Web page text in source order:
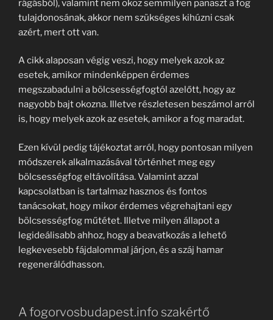
rágásból), valamint nem okoz semmilyen panaszt a fog
tulajdonosának, akkor nem szükséges kihúzni csak
azért, mert ott van.
A cikk alaposan végig veszi, hogy melyek azok az
esetek, amikor mindenképpen érdemes
megszabadulni a bölcsességfogtól azelőtt, hogy az
nagyobb bajt okozna. Illetve részletesen beszámol arról
is, hogy melyek azok az esetek, amikor a fog maradat.
Ezen kívül pedig tájékoztat arról, hogy pontosan milyen
módszerek alkalmazásával történhet meg egy
bölcsességfog eltávolítása. Valamint azzal
kapcsolatban is tartalmaz hasznos és fontos
tanácsokat, hogy mikor érdemes végrehajtani egy
bölcsességfog műtétet. Illetve milyen állapot a
legideálisabb ahhoz, hogy a beavatkozás a lehető
legkevesebb fájdalommal járjon, és a száj hamar
regenerálódhasson.
A fogorvosbudapest.info szakértő